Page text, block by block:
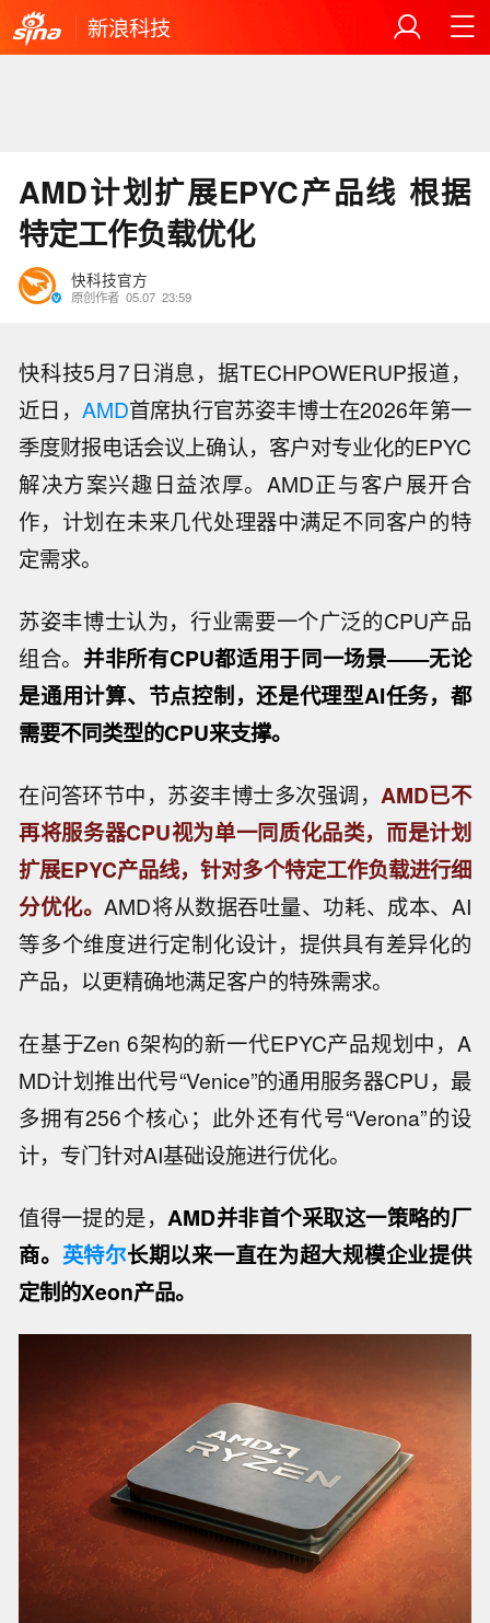
新浪科技
AMD计划扩展EPYC产品线 根据
特定工作负载优化
快科技官方
原创作者 05.07 23:59
快科技5月7日消息，据TECHPOWERUP报道，
近日， AMD首席执行官苏姿丰博士在2026年第一
季度财报电话会议上确认，客户对专业化的EPYC
解决方案兴趣日益浓厚。AMD正与客户展开合
作，计划在未来几代处理器中满足不同客户的特
定需求。
苏姿丰博士认为，行业需要一个广泛的CPU产品
组合。 并非所有CPU都适用于同一场景——无论
是通用计算、节点控制，还是代理型AI任务，都
需要不同类型的CPU来支撑。
在问答环节中，苏姿丰博士多次强调， AMD已不
再将服务器CPU视为单一同质化品类，而是计划
扩展EPYC产品线，针对多个特定工作负载进行细
分优化。AMD将从数据吞吐量、功耗、成本、AI
等多个维度进行定制化设计，提供具有差异化的
产品，以更精确地满足客户的特殊需求。
在基于Zen 6架构的新一代EPYC产品规划中，A
MD计划推出代号“Venice”的通用服务器CPU，最
多拥有256个核心；此外还有代号“Verona”的设
计，专门针对AI基础设施进行优化。
值得一提的是，AMD并非首个采取这一策略的厂
商。 英特尔长期以来一直在为超大规模企业提供
定制的Xeon产品。